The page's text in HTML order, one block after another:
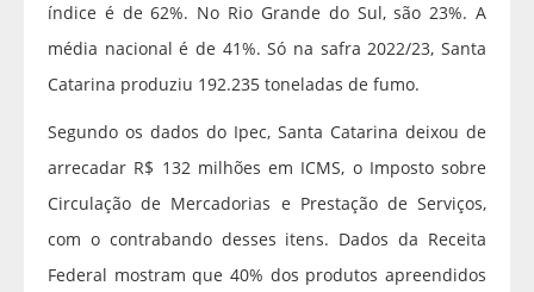
índice é de 62%. No Rio Grande do Sul, são 23%. A
média nacional é de 41%. Só na safra 2022/23, Santa
Catarina produziu 192.235 toneladas de fumo.
Segundo os dados do Ipec, Santa Catarina deixou de
arrecadar R$ 132 milhões em ICMS, o Imposto sobre
Circulação de Mercadorias e Prestação de Serviços,
com o contrabando desses itens. Dados da Receita
Federal mostram que 40% dos produtos apreendidos